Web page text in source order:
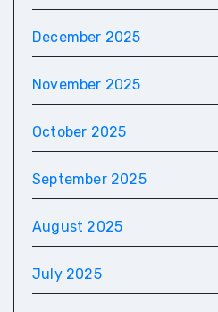
December 2025
November 2025
October 2025
September 2025
August 2025
July 2025